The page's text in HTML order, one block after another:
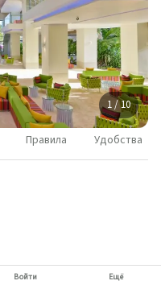
1 / 10
Правила Удобства
Войти Ещё